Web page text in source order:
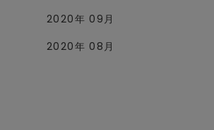
2020年 09月
2020年 08月